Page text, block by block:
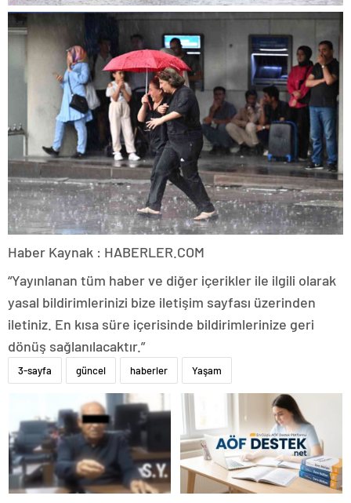
Haber Kaynak : HABERLER.COM
“Yayınlanan tüm haber ve diğer içerikler ile ilgili olarak
yasal bildirimlerinizi bize iletişim sayfası üzerinden
iletiniz. En kısa süre içerisinde bildirimlerinize geri
dönüş sağlanılacaktır.”
3-sayfa güncel haberler Yaşam